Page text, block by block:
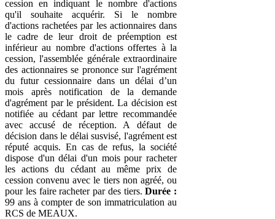
cession en indiquant le nombre d'actions
qu'il souhaite acquérir. Si le nombre
d'actions rachetées par les actionnaires dans
le cadre de leur droit de préemption est
inférieur au nombre d'actions offertes à la
cession, l'assemblée générale extraordinaire
des actionnaires se prononce sur l'agrément
du futur cessionnaire dans un délai d’un
mois après notification de la demande
d'agrément par le président. La décision est
notifiée au cédant par lettre recommandée
avec accusé de réception. A défaut de
décision dans le délai susvisé, l'agrément est
réputé acquis. En cas de refus, la société
dispose d'un délai d'un mois pour racheter
les actions du cédant au même prix de
cession convenu avec le tiers non agréé, ou
pour les faire racheter par des tiers.Durée :
99 ans à compter de son immatriculation au
RCS de MEAUX.